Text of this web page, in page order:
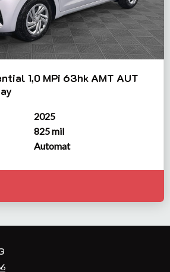
1,0 MPi 63hk AMT AUT
2025
825 mil
Automat